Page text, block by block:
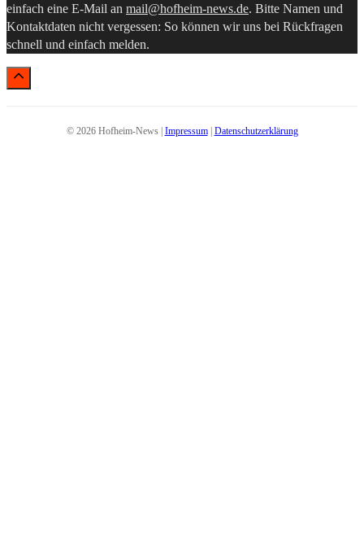
einfach eine E-Mail an mail@hofheim-news.de. Bitte Namen und
Kontaktdaten nicht vergessen: So können wir uns bei Rückfragen
schnell und einfach melden.
© 2026 Hofheim-News | Impressum| Datenschutzerklärung